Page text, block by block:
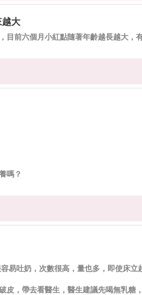
大
目前六個月小紅點隨著年齡越長越大，
嗎？
易吐奶，次數很高，量也多，即使床立
皮，帶去看醫生，醫生建議先喝無乳糖